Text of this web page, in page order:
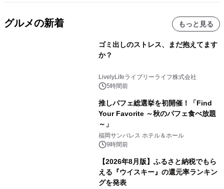
グルメの新着 もっと見る
ゴミ出しのストレス、まだ抱えてます
か？
LivelyLifeライブリーライフ株式会社
5時間前
推しパフェ総選挙を初開催！「Find
Your Favorite ～秋のパフェ食べ放題
～」
福岡サンパレス ホテル＆ホール
9時間前
【2026年8月版】ふるさと納税でもら
える『ウイスキー』の還元率ランキン
グを発表